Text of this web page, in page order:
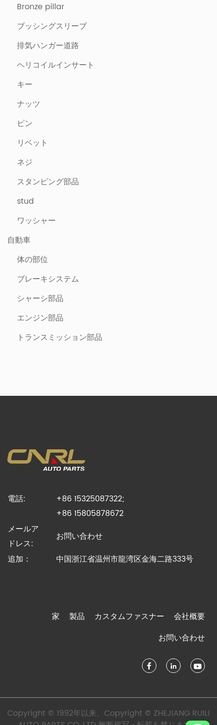
Bronze pillar
ブッシングスリーブ
排気ハンガー道路
ヘリコイルインサート
キー
ナッツ
ピン
リベット
ネジ
スタンピング部品
stud
ワッシャー
自動車
体の部位
ブレーキシステム
シャーシ部品
エンジン部品
トランスミッション部品
電話:
+86 15325087322;
+86 15805878672
メールア
ドレス:
お問い合わせ
追加：
中国浙江省温州市龍湾区金海二路333号
家 製品 カスタムファスナー
会社概要
お問い合わせ
Copyright © 1992年以来、Copyright © ZHEJIANG RUILI